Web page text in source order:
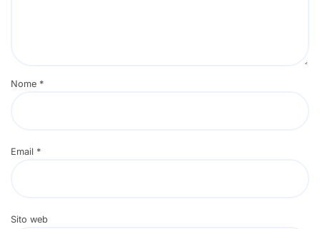
Nome *
Email *
Sito web